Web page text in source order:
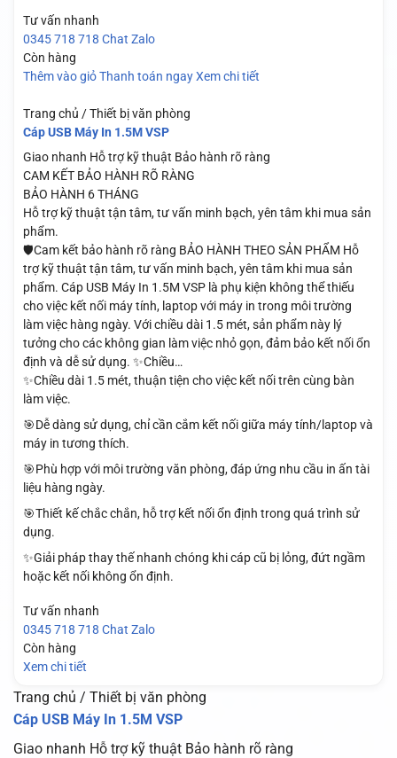
Tư vấn nhanh
0345 718 718 Chat Zalo
Còn hàng
Thêm vào giỏ Thanh toán ngay Xem chi tiết
Trang chủ / Thiết bị văn phòng
Cáp USB Máy In 1.5M VSP
Giao nhanh Hỗ trợ kỹ thuật Bảo hành rõ ràng
CAM KẾT BẢO HÀNH RÕ RÀNG
BẢO HÀNH 6 THÁNG
Hỗ trợ kỹ thuật tận tâm, tư vấn minh bạch, yên tâm khi mua sản
phẩm.
🛡️Cam kết bảo hành rõ ràng BẢO HÀNH THEO SẢN PHẨM Hỗ
trợ kỹ thuật tận tâm, tư vấn minh bạch, yên tâm khi mua sản
phẩm. Cáp USB Máy In 1.5M VSP là phụ kiện không thể thiếu
cho việc kết nối máy tính, laptop với máy in trong môi trường
làm việc hàng ngày. Với chiều dài 1.5 mét, sản phẩm này lý
tưởng cho các không gian làm việc nhỏ gọn, đảm bảo kết nối ổn
định và dễ sử dụng. ✨Chiều…
✨Chiều dài 1.5 mét, thuận tiện cho việc kết nối trên cùng bàn
làm việc.
🎯Dễ dàng sử dụng, chỉ cần cắm kết nối giữa máy tính/laptop và
máy in tương thích.
🎯Phù hợp với môi trường văn phòng, đáp ứng nhu cầu in ấn tài
liệu hàng ngày.
🎯Thiết kế chắc chắn, hỗ trợ kết nối ổn định trong quá trình sử
dụng.
✨Giải pháp thay thế nhanh chóng khi cáp cũ bị lỏng, đứt ngầm
hoặc kết nối không ổn định.
Tư vấn nhanh
0345 718 718 Chat Zalo
Còn hàng
Xem chi tiết
Trang chủ / Thiết bị văn phòng
Cáp USB Máy In 1.5M VSP
Giao nhanh Hỗ trợ kỹ thuật Bảo hành rõ ràng